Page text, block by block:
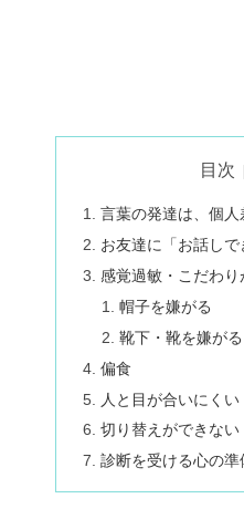
目次
言葉の発達は、個人
お友達に「お話し
感覚過敏・こだわり
帽子を嫌がる
靴下・靴を嫌がる
偏食
人と目が合いにくい
切り替えができない
診断を受ける心の準